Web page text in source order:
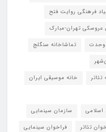
فرهنگی روایت فتح
عروسکی تهران-مبارک
وحدت
تماشاخانه سنگلج
تئاتر
خانه موسیقی ایران
اسلامی
سازمان سینمایی
تئاتر
فراخوان سینمایی